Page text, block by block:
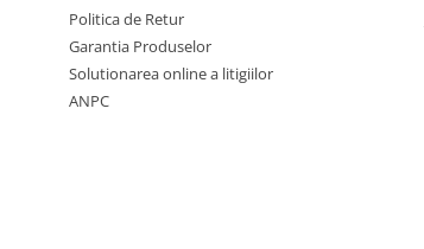
Politica de Retur
Garantia Produselor
Solutionarea online a litigiilor
ANPC